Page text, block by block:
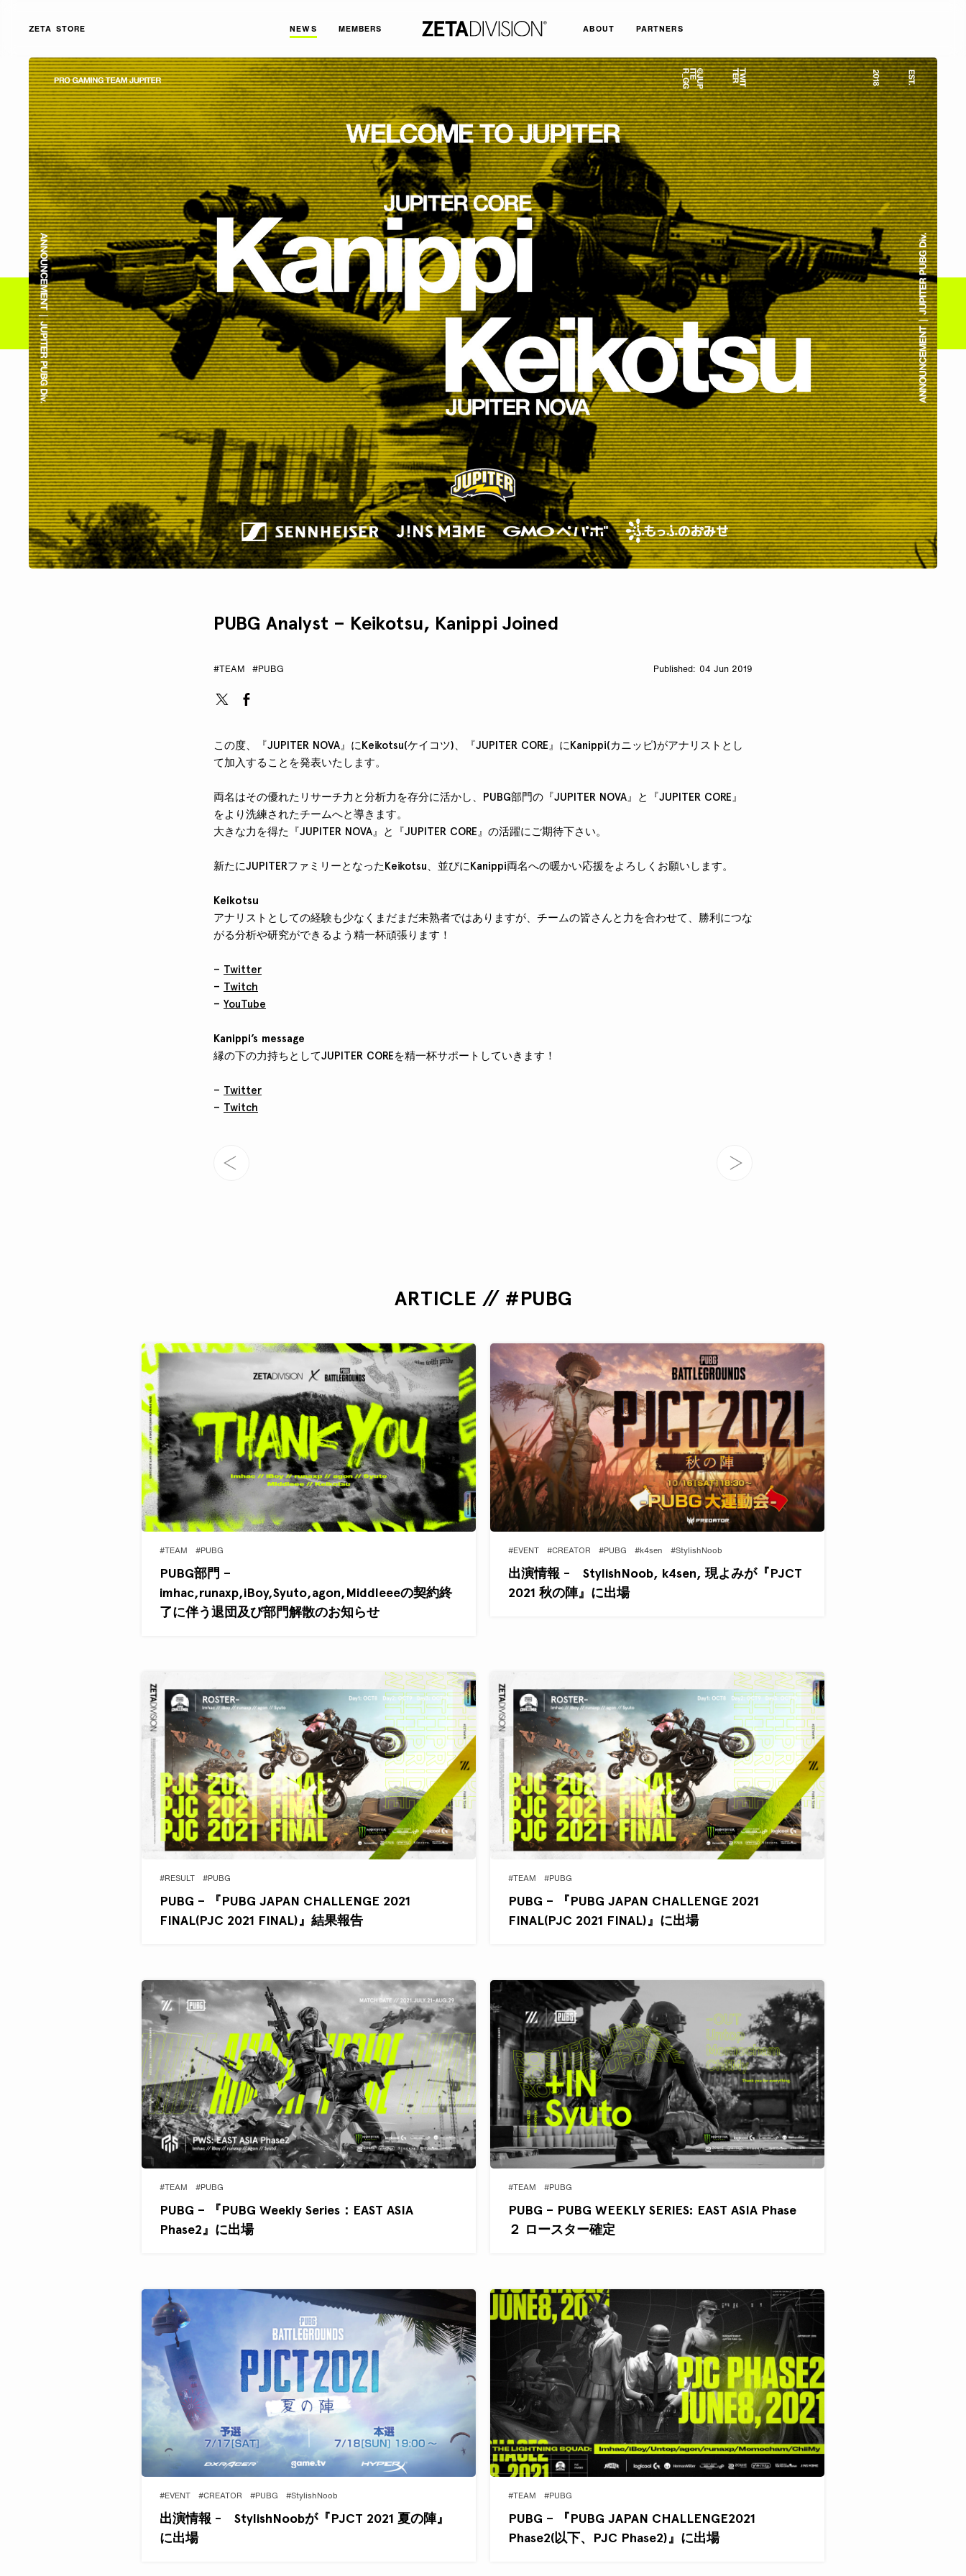
NEWS MEMBERS ABOUT PARTNERS
ZETA STORE
PUBG Analyst – Keikotsu, Kanippi Joined
#TEAM #PUBG 04 Jun 2019
この度、『JUPITER NOVA』にKeikotsu(ケイコツ)、『JUPITER CORE』にKanippi(カニッピ)がアナリストとし
て加入することを発表いたします。
両名はその優れたリサーチ力と分析力を存分に活かし、PUBG部門の『JUPITER NOVA』と『JUPITER CORE』
をより洗練されたチームへと導きます。
大きな力を得た『JUPITER NOVA』と『JUPITER CORE』の活躍にご期待下さい。
新たにJUPITERファミリーとなったKeikotsu、並びにKanippi両名への暖かい応援をよろしくお願いします。
Keikotsu
アナリストとしての経験も少なくまだまだ未熟者ではありますが、チームの皆さんと力を合わせて、勝利につな
がる分析や研究ができるよう精一杯頑張ります！
– Twitter
– Twitch
– YouTube
Kanippi’s message
縁の下の力持ちとしてJUPITER COREを精一杯サポートしていきます！
– Twitter
– Twitch
ARTICLE // #PUBG
#TEAM #PUBG
PUBG部門 –
imhac,runaxp,iBoy,Syuto,agon,Middleeeの契約終
了に伴う退団及び部門解散のお知らせ
#EVENT #CREATOR #PUBG #k4sen #StylishNoob
出演情報 - StylishNoob, k4sen, 現よみが『PJCT
2021 秋の陣』に出場
#RESULT #PUBG
PUBG – 『PUBG JAPAN CHALLENGE 2021
FINAL(PJC 2021 FINAL)』結果報告
#TEAM #PUBG
PUBG – 『PUBG JAPAN CHALLENGE 2021
FINAL(PJC 2021 FINAL)』に出場
#TEAM #PUBG
PUBG – 『PUBG Weekly Series：EAST ASIA
Phase2』に出場
#TEAM #PUBG
PUBG – PUBG WEEKLY SERIES: EAST ASIA Phase
２ ロースター確定
#EVENT #CREATOR #PUBG #StylishNoob
出演情報 - StylishNoobが『PJCT 2021 夏の陣』
に出場
#TEAM #PUBG
PUBG – 『PUBG JAPAN CHALLENGE2021
Phase2(以下、PJC Phase2)』に出場